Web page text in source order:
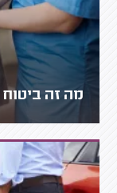
מה זה ביטוח